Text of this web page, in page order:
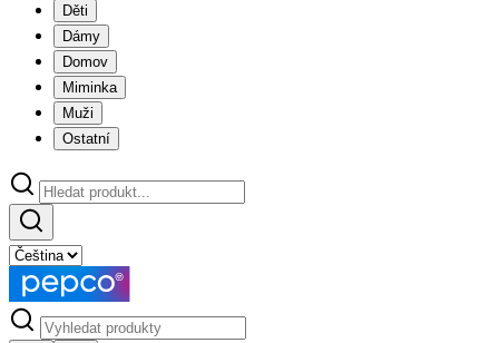
Děti
Dámy
Domov
Miminka
Muži
Ostatní